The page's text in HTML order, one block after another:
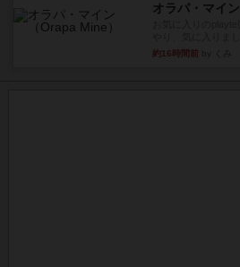
オラパ・マイン
約16時間前